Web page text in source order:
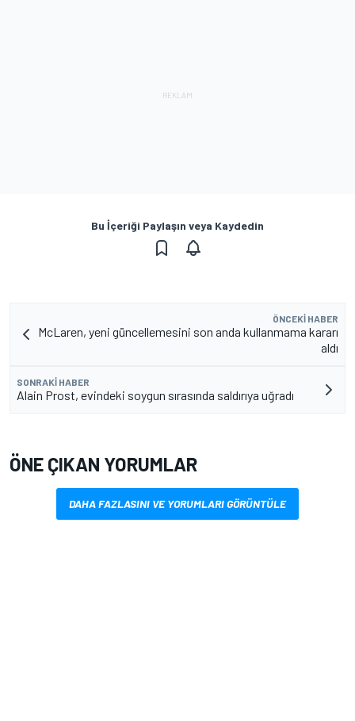
Bu İçeriği Paylaşın veya Kaydedin
ÖNCEKI HABER
McLaren, yeni güncellemesini son anda kullanmama kararı
aldı
SONRAKI HABER
Alain Prost, evindeki soygun sırasında saldırıya uğradı
ÖNE ÇIKAN YORUMLAR
DAHA FAZLASINI VE YORUMLARI GÖRÜNTÜLE